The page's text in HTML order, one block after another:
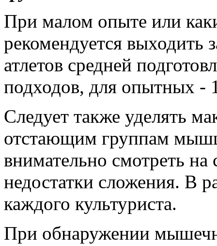
При малом опыте или
рекомендуется выходить
атлетов средней
подходов, для опытных -
Следует также уделять
отстающим группам
внимательно смотреть на
недостатки сложения. В
каждого культуриста.
При обнаружении